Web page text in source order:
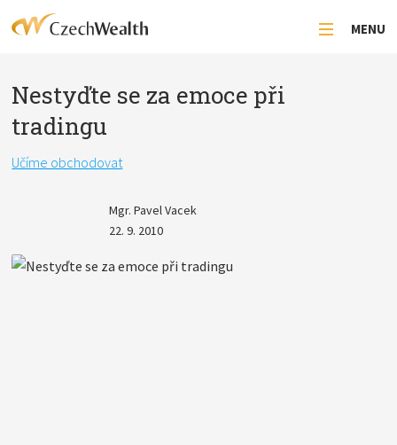
MENU
Nestyďte se za emoce při
tradingu
Učíme obchodovat
Mgr. Pavel Vacek
22. 9. 2010